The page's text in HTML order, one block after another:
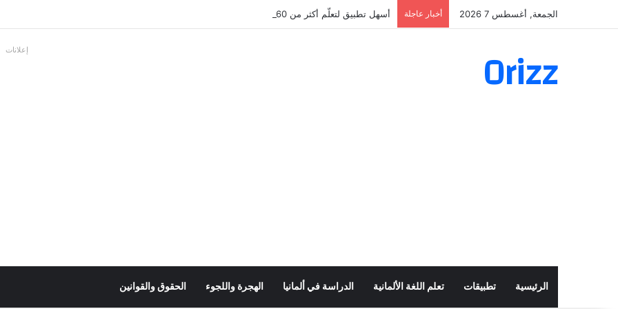
الجمعة, أغسطس 7 2026 أخبار عاجلة أسهل تطبيق لتعلّم أكثر من 160 ألف فعل بالألمانية
Orizz إعلانات
الرئيسية تطبيقات تعلم اللغة الألمانية الدراسة في ألمانيا الهجرة واللجوء الحقوق والقوانين